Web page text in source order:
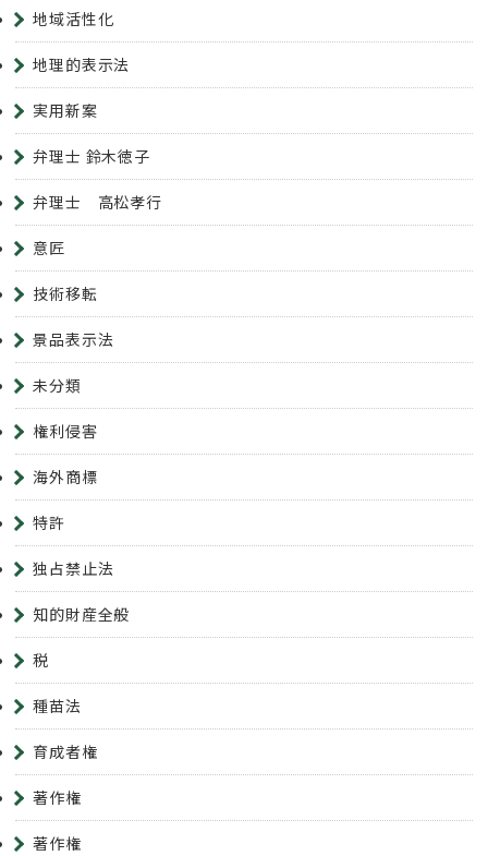
地域活性化
地理的表示法
実用新案
弁理士 鈴木徳子
弁理士 高松孝行
意匠
技術移転
景品表示法
未分類
権利侵害
海外商標
特許
独占禁止法
知的財産全般
税
種苗法
育成者権
著作権
著作権